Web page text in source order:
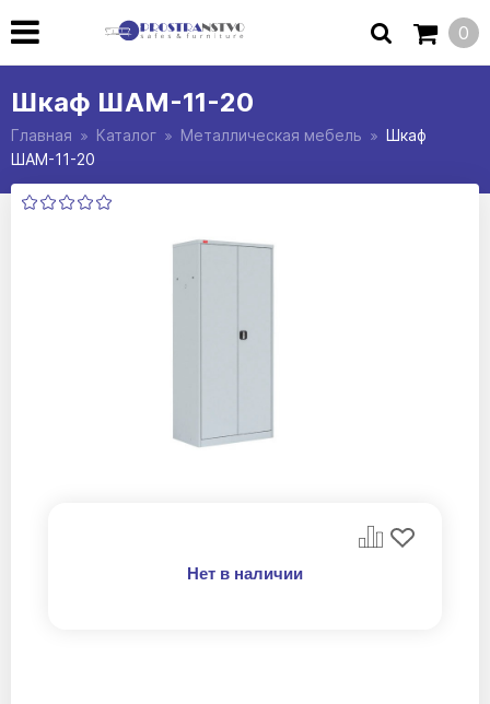
0
Шкаф ШАМ-11-20
Главная Каталог Металлическая мебель
Шкаф
ШАМ-11-20
Нет в наличии